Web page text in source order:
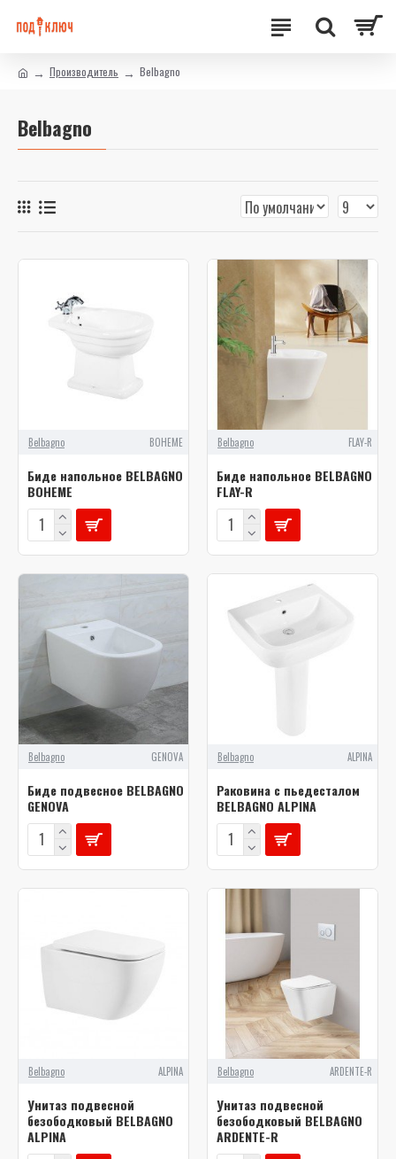
Производитель Belbagno
Belbagno
Belbagno BOHEME
Биде напольное BELBAGNO
BOHEME
Belbagno FLAY-R
Биде напольное BELBAGNO
FLAY-R
Belbagno GENOVA
Биде подвесное BELBAGNO
GENOVA
Belbagno ALPINA
Раковина с пьедесталом
BELBAGNO ALPINA
Belbagno ALPINA
Унитаз подвесной
безободковый BELBAGNO
ALPINA
Belbagno ARDENTE-R
Унитаз подвесной
безободковый BELBAGNO
ARDENTE-R